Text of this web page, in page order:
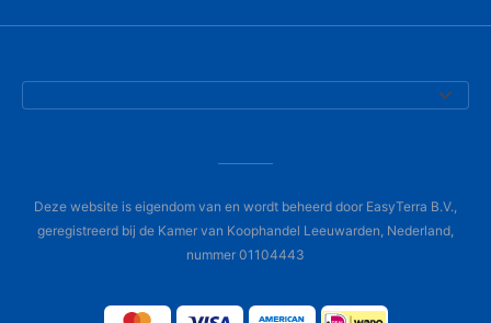
Deze website is eigendom van en wordt beheerd door EasyTerra B.V.,
geregistreerd bij de Kamer van Koophandel Leeuwarden, Nederland,
nummer 01104443